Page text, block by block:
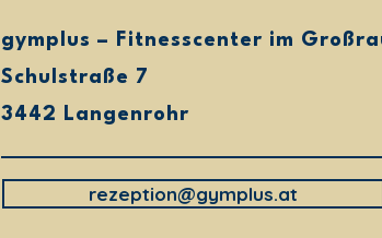
Gönn dir mit ALLVEGAN die
mit Protein-Isolates aus Soja,
Protein pro Shake und ist dank
vollmundigem Geschmack
echter Genuss!
gymplus – Fitnesscenter im
Schulstraße 7
3442 Langenrohr
rezeption@gymplus.at